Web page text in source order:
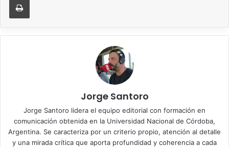
Jorge Santoro
Jorge Santoro lidera el equipo editorial con formación en
comunicación obtenida en la Universidad Nacional de Córdoba,
Argentina. Se caracteriza por un criterio propio, atención al detalle
y una mirada crítica que aporta profundidad y coherencia a cada